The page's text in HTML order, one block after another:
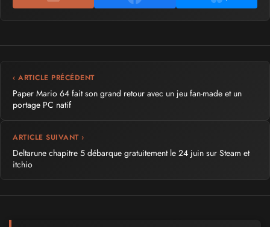
‹ ARTICLE PRÉCÉDENT
Paper Mario 64 fait son grand retour avec un jeu fan-made et un
portage PC natif
ARTICLE SUIVANT ›
Deltarune chapitre 5 débarque gratuitement le 24 juin sur Steam et
itchio